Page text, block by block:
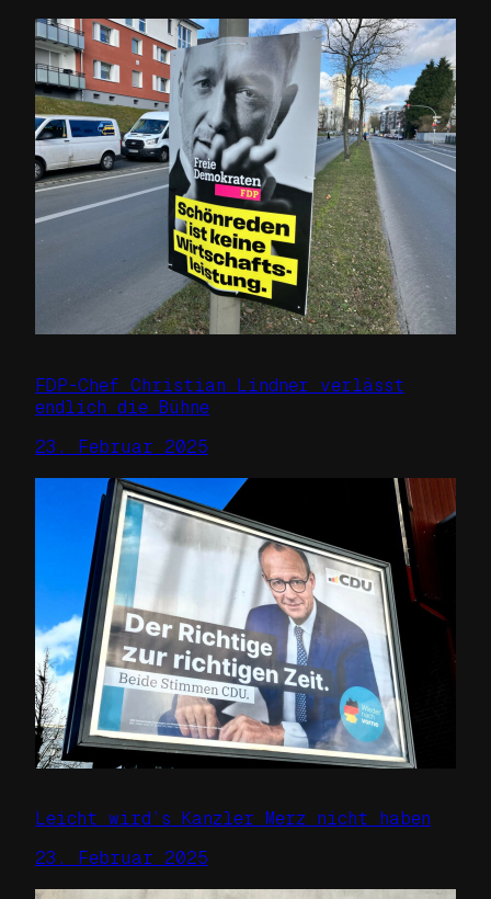
FDP-Chef Christian Lindner verlässt
endlich die Bühne
23. Februar 2025
Leicht wird’s Kanzler Merz nicht haben
23. Februar 2025